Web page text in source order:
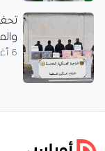
6 أغسطس 2026